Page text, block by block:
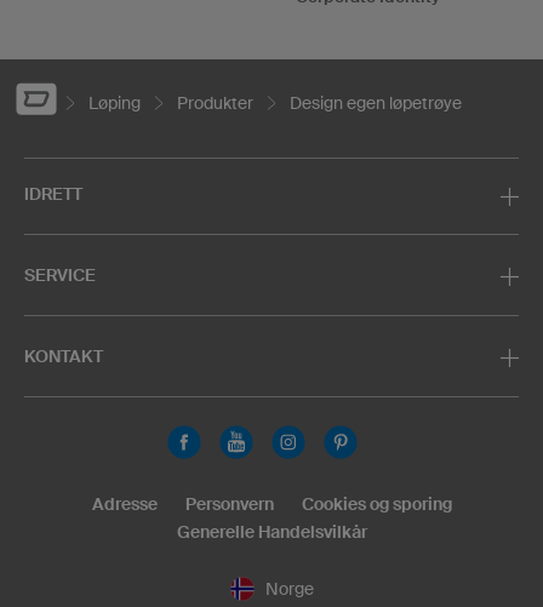
Løping Produkter Design egen løpetrøye
IDRETT
SERVICE
KONTAKT
Norge
Adresse Personvern
Cookies og sporing
Generelle Handelsvilkår